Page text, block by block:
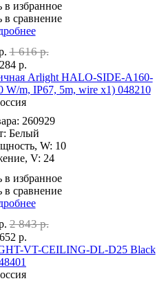
в избранное
в сравнение
1 616 р.
р.
Arlight HALO-SIDE-A160-
W/m, IP67, 5m, wire x1) 048210
260929
Белый
W: 10
V: 24
в избранное
в сравнение
2 843 р.
р.
VT-CEILING-DL-D25 Black